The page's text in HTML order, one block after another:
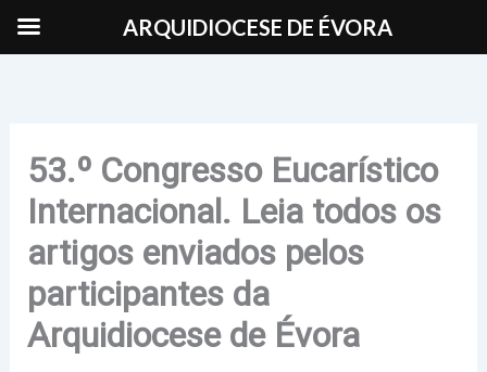
53.º Congresso Eucarístico
Internacional. Leia todos os
artigos enviados pelos
participantes da
Arquidiocese de Évora
ARQUIDIOCESE DE ÉVORA